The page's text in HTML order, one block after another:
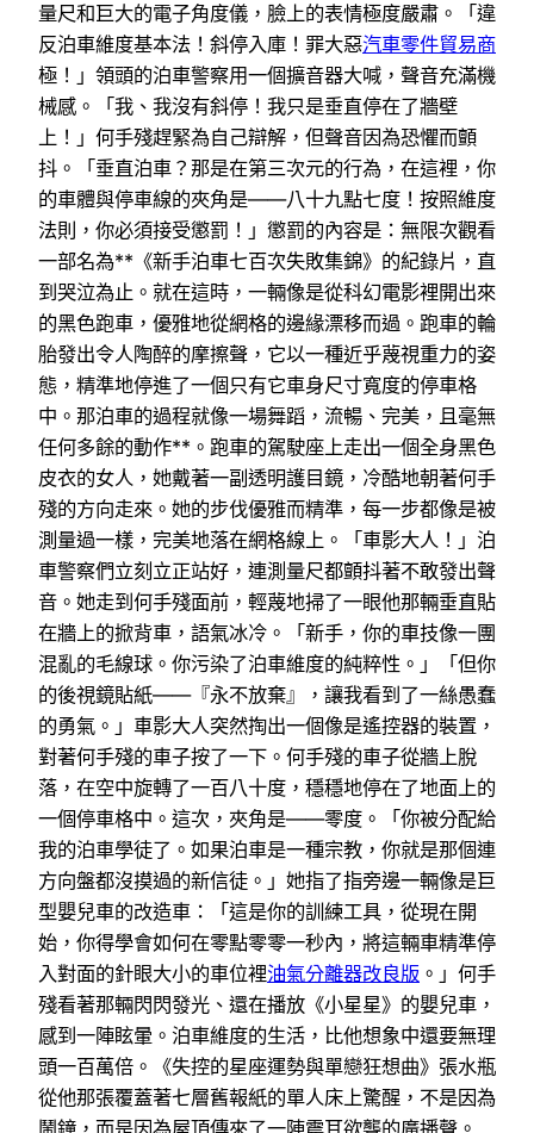
量尺和巨大的電子角度儀，臉上的表情極度嚴肅。「違
反泊車維度基本法！斜停入庫！罪大惡汽車零件貿易商
極！」領頭的泊車警察用一個擴音器大喊，聲音充滿機
械感。「我、我沒有斜停！我只是垂直停在了牆壁
上！」何手殘趕緊為自己辯解，但聲音因為恐懼而顫
抖。「垂直泊車？那是在第三次元的行為，在這裡，你
的車體與停車線的夾角是——八十九點七度！按照維度
法則，你必須接受懲罰！」懲罰的內容是：無限次觀看
一部名為**《新手泊車七百次失敗集錦》的紀錄片，直
到哭泣為止。就在這時，一輛像是從科幻電影裡開出來
的黑色跑車，優雅地從網格的邊緣漂移而過。跑車的輪
胎發出令人陶醉的摩擦聲，它以一種近乎蔑視重力的姿
態，精準地停進了一個只有它車身尺寸寬度的停車格
中。那泊車的過程就像一場舞蹈，流暢、完美，且毫無
任何多餘的動作**。跑車的駕駛座上走出一個全身黑色
皮衣的女人，她戴著一副透明護目鏡，冷酷地朝著何手
殘的方向走來。她的步伐優雅而精準，每一步都像是被
測量過一樣，完美地落在網格線上。「車影大人！」泊
車警察們立刻立正站好，連測量尺都顫抖著不敢發出聲
音。她走到何手殘面前，輕蔑地掃了一眼他那輛垂直貼
在牆上的掀背車，語氣冰冷。「新手，你的車技像一團
混亂的毛線球。你污染了泊車維度的純粹性。」「但你
的後視鏡貼紙——『永不放棄』，讓我看到了一絲愚蠢
的勇氣。」車影大人突然掏出一個像是遙控器的裝置，
對著何手殘的車子按了一下。何手殘的車子從牆上脫
落，在空中旋轉了一百八十度，穩穩地停在了地面上的
一個停車格中。這次，夾角是——零度。「你被分配給
我的泊車學徒了。如果泊車是一種宗教，你就是那個連
方向盤都沒摸過的新信徒。」她指了指旁邊一輛像是巨
型嬰兒車的改造車：「這是你的訓練工具，從現在開
始，你得學會如何在零點零零一秒內，將這輛車精準停
入對面的針眼大小的車位裡油氣分離器改良版 。」何手
殘看著那輛閃閃發光、還在播放《小星星》的嬰兒車，
感到一陣眩暈。泊車維度的生活，比他想象中還要無理
頭一百萬倍。《失控的星座運勢與單戀狂想曲》張水瓶
從他那張覆蓋著七層舊報紙的單人床上驚醒，不是因為